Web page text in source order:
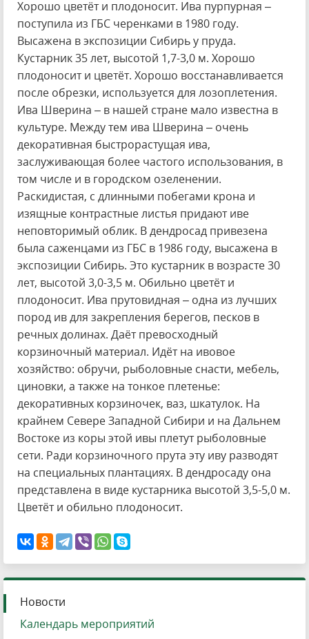
Хорошо цветёт и плодоносит. Ива пурпурная –
поступила из ГБС черенками в 1980 году.
Высажена в экспозиции Сибирь у пруда.
Кустарник 35 лет, высотой 1,7-3,0 м. Хорошо
плодоносит и цветёт. Хорошо восстанавливается
после обрезки, используется для лозоплетения.
Ива Шверина – в нашей стране мало известна в
культуре. Между тем ива Шверина – очень
декоративная быстрорастущая ива,
заслуживающая более частого использования, в
том числе и в городском озеленении.
Раскидистая, с длинными побегами крона и
изящные контрастные листья придают иве
неповторимый облик. В дендросад привезена
была саженцами из ГБС в 1986 году, высажена в
экспозиции Сибирь. Это кустарник в возрасте 30
лет, высотой 3,0-3,5 м. Обильно цветёт и
плодоносит. Ива прутовидная – одна из лучших
пород ив для закрепления берегов, песков в
речных долинах. Даёт превосходный
корзиночный материал. Идёт на ивовое
хозяйство: обручи, рыболовные снасти, мебель,
циновки, а также на тонкое плетенье:
декоративных корзиночек, ваз, шкатулок. На
крайнем Севере Западной Сибири и на Дальнем
Востоке из коры этой ивы плетут рыболовные
сети. Ради корзиночного прута эту иву разводят
на специальных плантациях. В дендросаду она
представлена в виде кустарника высотой 3,5-5,0 м.
Цветёт и обильно плодоносит.
Новости
Календарь мероприятий